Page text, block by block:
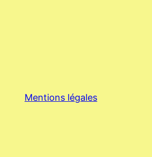
Mentions légales